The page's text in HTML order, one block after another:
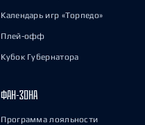
Календарь игр «Торпедо»
Плей-офф
Кубок Губернатора
ФАН-ЗОНА
Программа лояльности